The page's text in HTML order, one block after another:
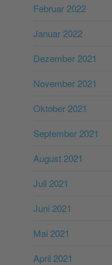
Februar 2022
Januar 2022
Dezember 2021
November 2021
Oktober 2021
September 2021
August 2021
Juli 2021
Juni 2021
Mai 2021
April 2021